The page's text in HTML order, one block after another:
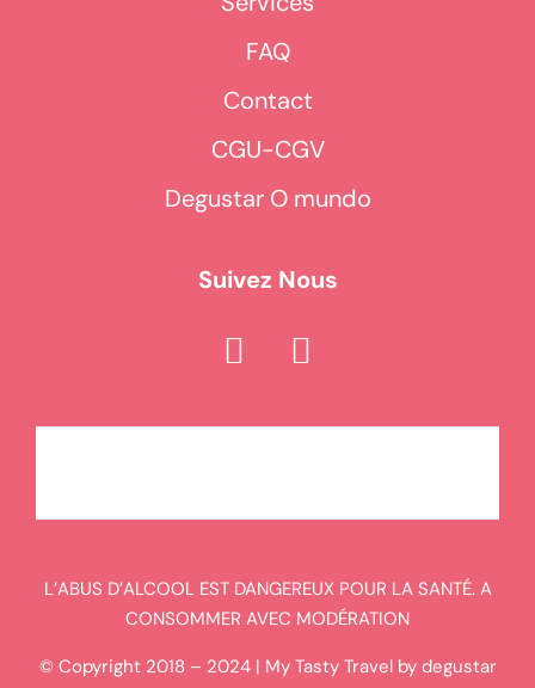
FAQ
Contact
CGU-CGV
Degustar O mundo
Suivez Nous
L’ABUS D’ALCOOL EST DANGEREUX POUR LA SANTÉ. A
CONSOMMER AVEC MODÉRATION
© Copyright 2018 – 2024 | My Tasty Travel by degustar